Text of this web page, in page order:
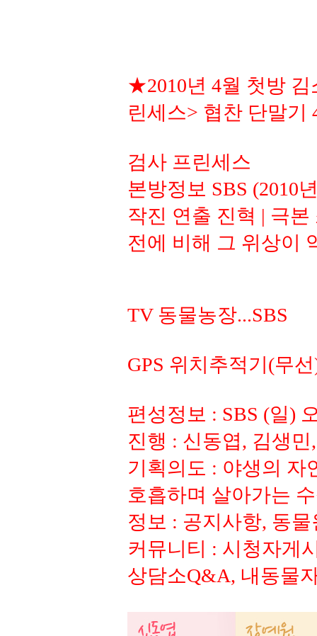
★2010년 4월 첫방 김
린세스> 협찬 단말기
검사 프린세스
본방정보 SBS (2010
작진 연출 진혁 | 극
전에 비해 그 위상이
TV 동물농장...SBS
GPS 위치추적기(무
편성정보 : SBS (일)
진행 : 신동엽, 김생
기획의도 : 야생의 자
호흡하며 살아가는
정보 : 공지사항, 동
커뮤니티 : 시청자게
상담소Q&A, 내동물